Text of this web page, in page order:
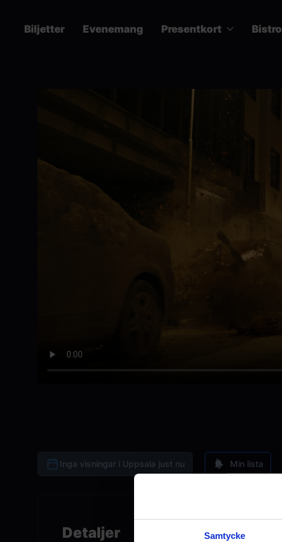
Samtycke
huvudinnehåll
Biljetter Evenemang Presentkort Bistro
Inga visningar i Uppsala just nu Min lista
Detaljer